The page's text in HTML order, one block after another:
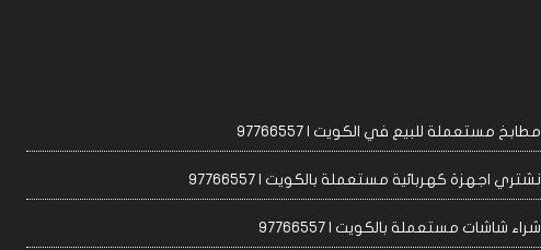
مطابخ مستعملة للبيع في الكويت | 97766557
نشتري اجهزة كهربائية مستعملة بالكويت | 97766557
شراء شاشات مستعملة بالكويت | 97766557